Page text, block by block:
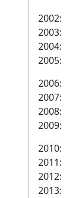
2002:
2003:
2004:
2005:
2006:
2007:
2008:
2009:
2010:
2011:
2012:
2013: